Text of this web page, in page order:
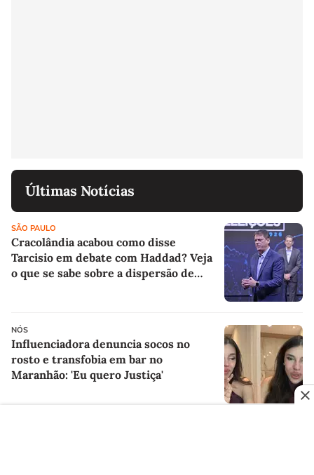
Últimas Notícias
SÃO PAULO
Cracolândia acabou como disse
Tarcisio em debate com Haddad? Veja
o que se sabe sobre a dispersão de
NÓS
Influenciadora denuncia socos no
rosto e transfobia em bar no
Maranhão: 'Eu quero Justiça'